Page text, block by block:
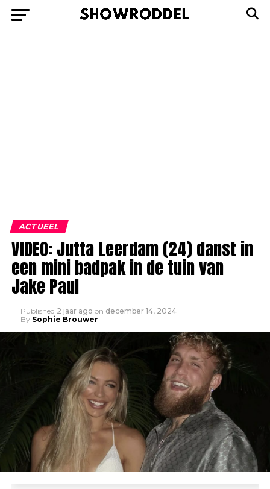
ACTUEEL
VIDEO: Jutta Leerdam (24) danst in
een mini badpak in de tuin van
Jake Paul
Published 2 jaar ago on december 14, 2024
By Sophie Brouwer